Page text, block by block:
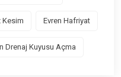
Kesim Evren Hafriyat
Drenaj Kuyusu Açma